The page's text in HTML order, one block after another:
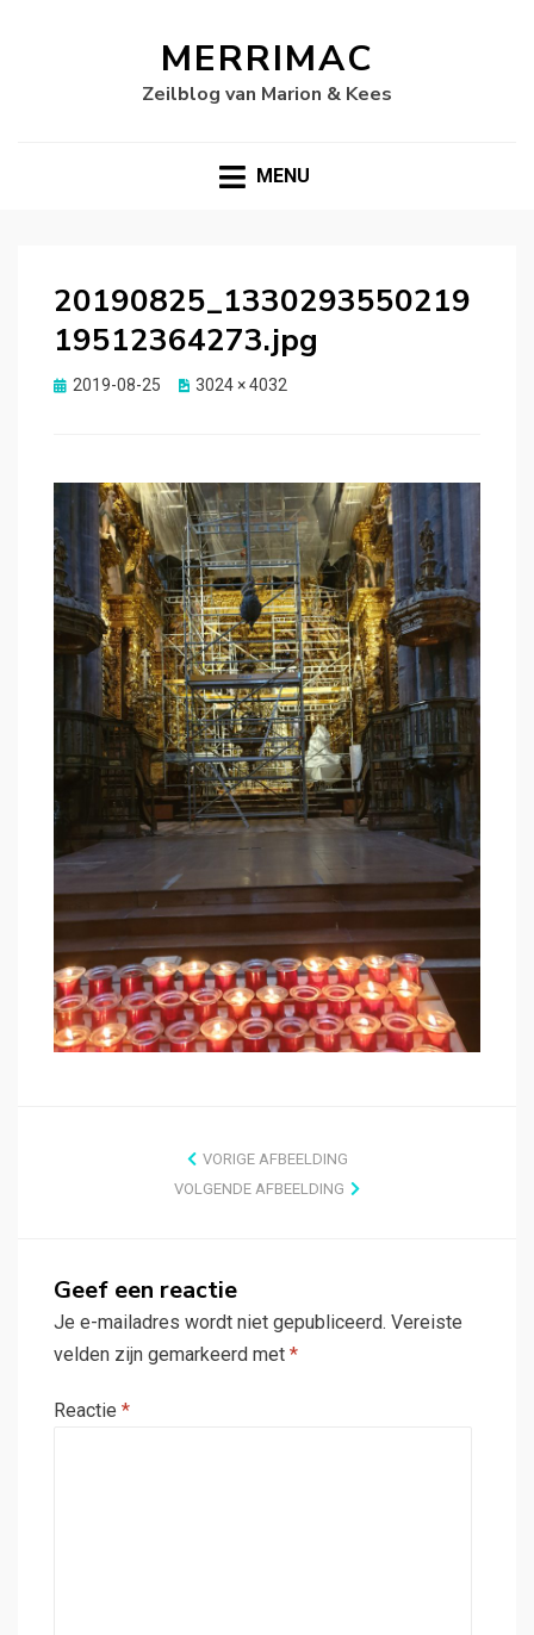
MERRIMAC
Zeilblog van Marion & Kees
MENU
20190825_1330293550219
19512364273.jpg
Gepubliceerd
2019-08-25 3024 × 4032
VORIGE AFBEELDING
VOLGENDE AFBEELDING
Geef een reactie
Je e-mailadres wordt niet gepubliceerd. Vereiste
velden zijn gemarkeerd met *
Reactie *